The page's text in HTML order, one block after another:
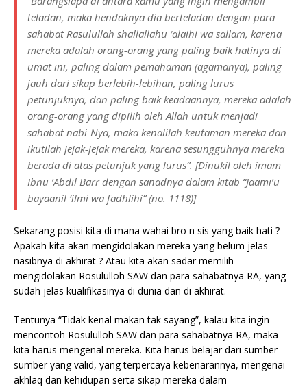
teladan, maka hendaknya dia berteladan dengan para
sahabat Rasulullah shallallahu ‘alaihi wa sallam, karena
mereka adalah orang-orang yang paling baik hatinya di
umat ini, paling dalam pemahaman (agamanya), paling
jauh dari sikap berlebih-lebihan, paling lurus
petunjuknya, dan paling baik keadaannya, mereka adalah
orang-orang yang dipilih oleh Allah untuk menjadi
sahabat nabi-Nya, maka kenalilah keutaman mereka dan
ikutilah jejak-jejak mereka, karena sesungguhnya mereka
berada di atas petunjuk yang lurus”. [Dinukil oleh imam
Ibnu ‘Abdil Barr dengan sanadnya dalam kitab “Jaami’u
bayaanil ‘ilmi wa fadhlihi” (no. 1118)]
Sekarang posisi kita di mana wahai bro n sis yang baik hati ?
Apakah kita akan mengidolakan mereka yang belum jelas
nasibnya di akhirat ? Atau kita akan sadar memilih
mengidolakan Rosululloh SAW dan para sahabatnya RA, yang
sudah jelas kualifikasinya di dunia dan di akhirat.
Tentunya “Tidak kenal makan tak sayang”, kalau kita ingin
mencontoh Rosululloh SAW dan para sahabatnya RA, maka
kita harus mengenal mereka. Kita harus belajar dari sumber-
sumber yang valid, yang terpercaya kebenarannya, mengenai
akhlaq dan kehidupan serta sikap mereka dalam